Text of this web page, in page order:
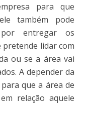
para que
também pode
por entregar os
lidar com
ou se a área vai
A depender da
que a área de
relação aquele